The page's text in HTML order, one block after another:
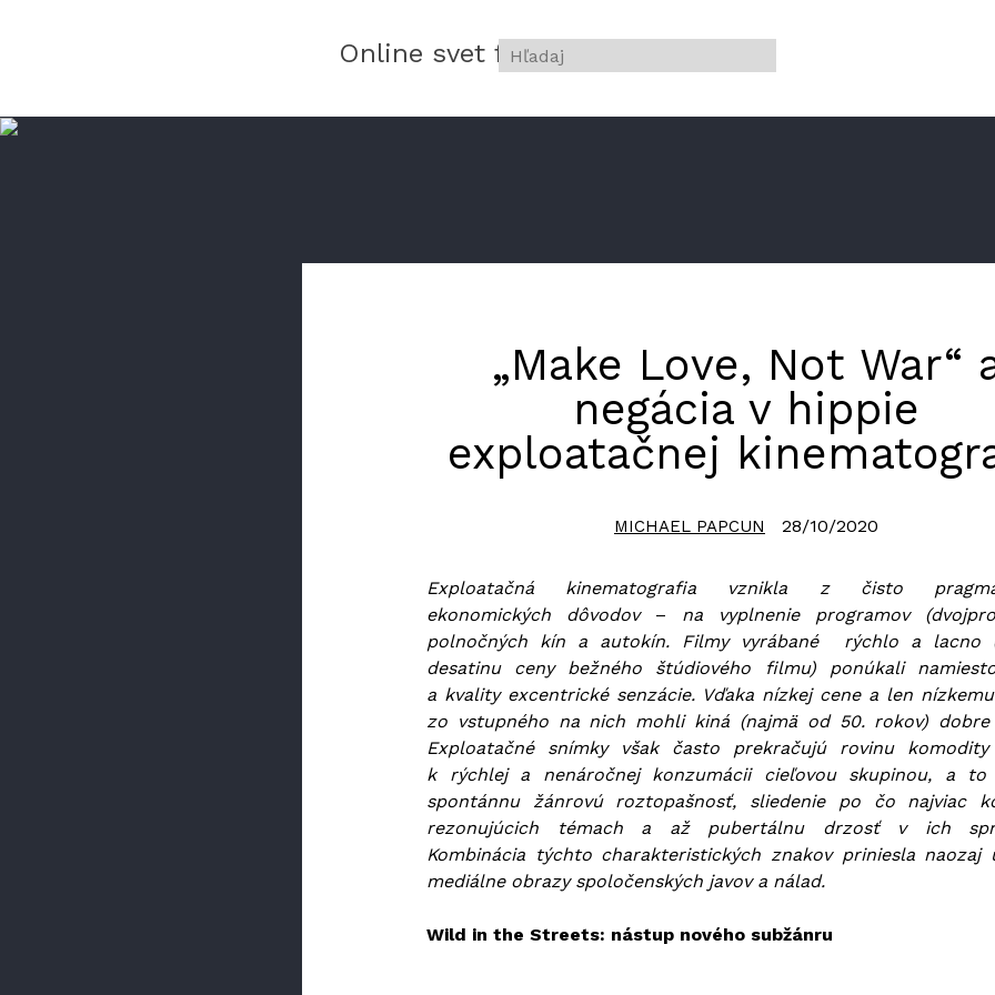
Online svet filmu
„Make Love, Not War“
negácia v hippie
exploatačnej
MICHAEL PAPCUN 28/10/2020
Exploatačná kinematografia vznikla z čisto
ekonomických dôvodov – na vyplnenie programov
polnočných kín a autokín. Filmy vyrábané rýchlo a lacno
desatinu ceny bežného štúdiového filmu) ponúkali
a kvality excentrické senzácie. Vďaka nízkej cene a len
zo vstupného na nich mohli kiná (najmä od 50. rokov)
Exploatačné snímky však často prekračujú rovinu komodity
k rýchlej a nenáročnej konzumácii cieľovou skupinou, a
spontánnu žánrovú roztopašnosť, sliedenie po čo najviac
rezonujúcich témach a až pubertálnu drzosť v ich
Kombinácia týchto charakteristických znakov priniesla naozaj
mediálne obrazy spoločenských javov a nálad.
Wild in the Streets: nástup nového subžánru